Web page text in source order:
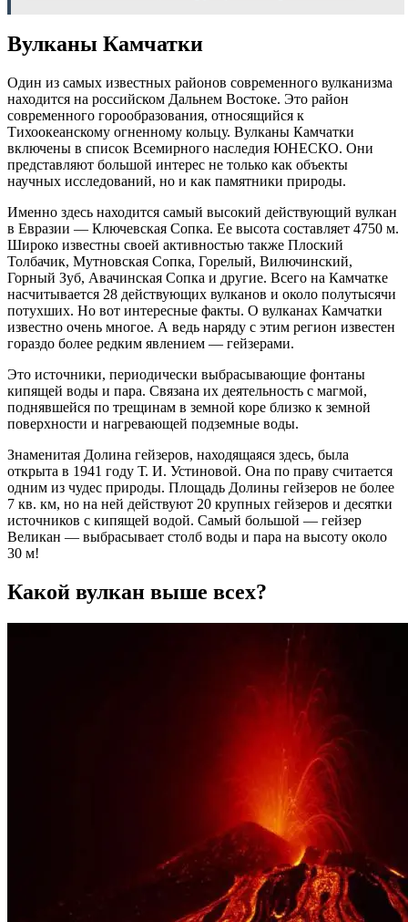
Вулканы Камчатки
Один из самых известных районов современного вулканизма
находится на российском Дальнем Востоке. Это район
современного горообразования, относящийся к
Тихоокеанскому огненному кольцу. Вулканы Камчатки
включены в список Всемирного наследия ЮНЕСКО. Они
представляют большой интерес не только как объекты
научных исследований, но и как памятники природы.
Именно здесь находится самый высокий действующий вулкан
в Евразии — Ключевская Сопка. Ее высота составляет 4750 м.
Широко известны своей активностью также Плоский
Толбачик, Мутновская Сопка, Горелый, Вилючинский,
Горный Зуб, Авачинская Сопка и другие. Всего на Камчатке
насчитывается 28 действующих вулканов и около полутысячи
потухших. Но вот интересные факты. О вулканах Камчатки
известно очень многое. А ведь наряду с этим регион известен
гораздо более редким явлением — гейзерами.
Это источники, периодически выбрасывающие фонтаны
кипящей воды и пара. Связана их деятельность с магмой,
поднявшейся по трещинам в земной коре близко к земной
поверхности и нагревающей подземные воды.
Знаменитая Долина гейзеров, находящаяся здесь, была
открыта в 1941 году Т. И. Устиновой. Она по праву считается
одним из чудес природы. Площадь Долины гейзеров не более
7 кв. км, но на ней действуют 20 крупных гейзеров и десятки
источников с кипящей водой. Самый большой — гейзер
Великан — выбрасывает столб воды и пара на высоту около
30 м!
Какой вулкан выше всех?